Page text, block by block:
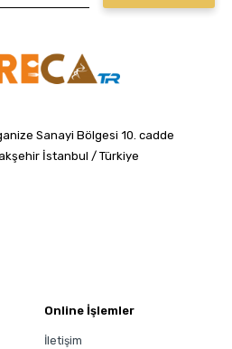
Sanayi Bölgesi 10. cadde
İstanbul / Türkiye
Online İşlemler
İletişim